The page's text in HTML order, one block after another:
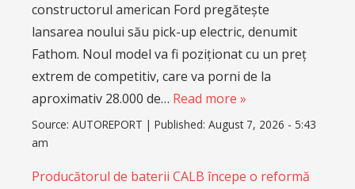
constructorul american Ford pregătește
lansarea noului său pick-up electric, denumit
Fathom. Noul model va fi poziționat cu un preț
extrem de competitiv, care va porni de la
aproximativ 28.000 de… Read more »
Source: AUTOREPORT | Published: August 7, 2026 - 5:43
am
Producătorul de baterii CALB începe o reformă